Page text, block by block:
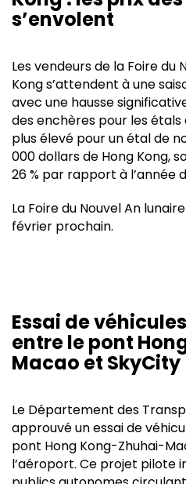
s’envolent
Les vendeurs de la Foire du
Kong s’attendent à une
avec une hausse
des enchères pour les étals
plus élevé pour un étal de
000 dollars de Hong Kong,
26 % par rapport à l’année
La Foire du Nouvel An
février prochain.
Essai de
entre le pont
Macao et SkyCity
Le Département des
approuvé un essai de
pont Hong Kong-Zhuhai-
l’aéroport. Ce projet pilote